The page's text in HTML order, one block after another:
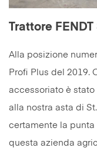
Trattore
Alla posizione
Profi Plus del 2019.
accessoriato è stato
alla nostra asta di
certamente la
questa azienda